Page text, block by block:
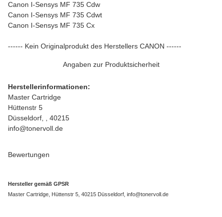
Canon I-Sensys MF 735 Cdw
Canon I-Sensys MF 735 Cdwt
Canon I-Sensys MF 735 Cx
------ Kein Originalprodukt des Herstellers CANON ------
Angaben zur Produktsicherheit
Herstellerinformationen:
Master Cartridge
Hüttenstr 5
Düsseldorf, , 40215
info@tonervoll.de
Bewertungen
Hersteller gemäß GPSR
Master Cartridge, Hüttenstr 5, 40215 Düsseldorf, info@tonervoll.de